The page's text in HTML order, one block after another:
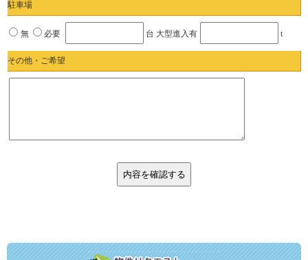
駐車場
無 必要 台 大型進入有 t
その他・ご希望